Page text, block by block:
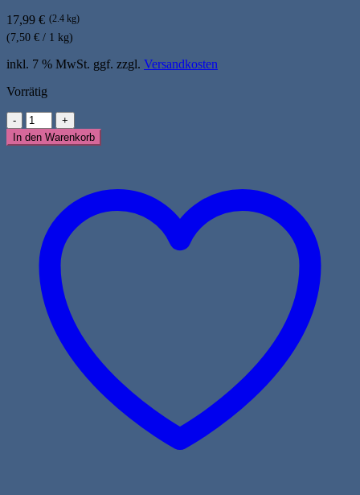
17,99 € (2.4 kg)
(7,50 € / 1 kg)
inkl. 7 % MwSt. ggf. zzgl. Versandkosten
Vorrätig
JollyDog
Rind
mit
Menge
In den Warenkorb